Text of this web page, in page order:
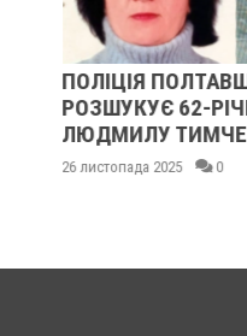
ПІЛЬГОВИЙ
ПРАВО ТА ЯК
ОТРИМАТИ?